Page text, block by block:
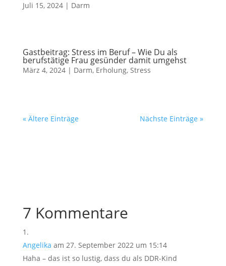
Juli 15, 2024| Darm
Gastbeitrag: Stress im Beruf – Wie Du als
berufstätige Frau gesünder damit umgehst
März 4, 2024| Darm, Erholung, Stress
« Ältere Einträge Nächste Einträge »
7 Kommentare
Angelika am 27. September 2022 um 15:14
Haha – das ist so lustig, dass du als DDR-Kind